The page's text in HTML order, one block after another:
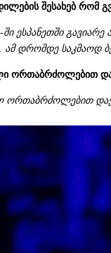
შესახებ რომ
ესპანეთში გავიარე
ამ დრომდე საკმაოდ
ორთაბრძოლებით და
ორთაბრძოლებით